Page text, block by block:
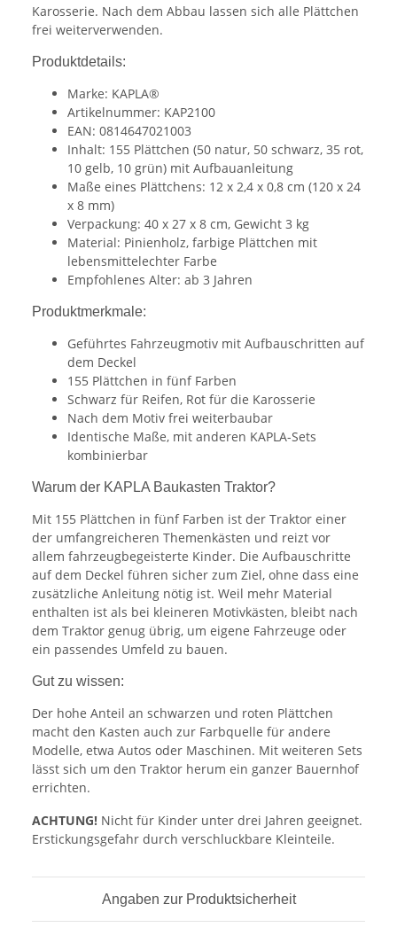
Karosserie. Nach dem Abbau lassen sich alle Plättchen
frei weiterverwenden.
Produktdetails:
Marke: KAPLA®
Artikelnummer: KAP2100
EAN: 0814647021003
Inhalt: 155 Plättchen (50 natur, 50 schwarz, 35 rot,
10 gelb, 10 grün) mit Aufbauanleitung
Maße eines Plättchens: 12 x 2,4 x 0,8 cm (120 x 24
x 8 mm)
Verpackung: 40 x 27 x 8 cm, Gewicht 3 kg
Material: Pinienholz, farbige Plättchen mit
lebensmittelechter Farbe
Empfohlenes Alter: ab 3 Jahren
Produktmerkmale:
Geführtes Fahrzeugmotiv mit Aufbauschritten auf
dem Deckel
155 Plättchen in fünf Farben
Schwarz für Reifen, Rot für die Karosserie
Nach dem Motiv frei weiterbaubar
Identische Maße, mit anderen KAPLA-Sets
kombinierbar
Warum der KAPLA Baukasten Traktor?
Mit 155 Plättchen in fünf Farben ist der Traktor einer
der umfangreicheren Themenkästen und reizt vor
allem fahrzeugbegeisterte Kinder. Die Aufbauschritte
auf dem Deckel führen sicher zum Ziel, ohne dass eine
zusätzliche Anleitung nötig ist. Weil mehr Material
enthalten ist als bei kleineren Motivkästen, bleibt nach
dem Traktor genug übrig, um eigene Fahrzeuge oder
ein passendes Umfeld zu bauen.
Gut zu wissen:
Der hohe Anteil an schwarzen und roten Plättchen
macht den Kasten auch zur Farbquelle für andere
Modelle, etwa Autos oder Maschinen. Mit weiteren Sets
lässt sich um den Traktor herum ein ganzer Bauernhof
errichten.
ACHTUNG! Nicht für Kinder unter drei Jahren geeignet.
Erstickungsgefahr durch verschluckbare Kleinteile.
Angaben zur Produktsicherheit